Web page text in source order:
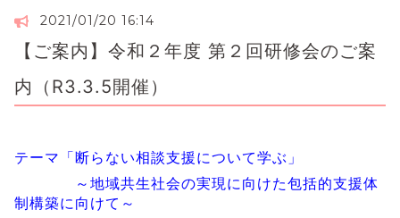
2021/01/20 16:14
【ご案内】令和２年度 第２回研修会のご案
内（R3.3.5開催）
テーマ「断らない相談支援について学ぶ」
～地域共生社会の実現に向けた包括的支援体
制構築に向けて～